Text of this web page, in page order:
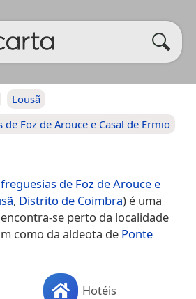
Lousã
Foz de Arouce e Casal de Ermio
de Foz de Arouce e
, Distrito de Coimbra) é uma
se perto da localidade
como da aldeota de Ponte
Hotéis